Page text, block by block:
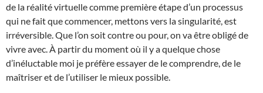
de la réalité virtuelle comme première étape d’un processus
qui ne fait que commencer, mettons vers la singularité, est
irréversible. Que l’on soit contre ou pour, on va être obligé de
vivre avec. À partir du moment où il y a quelque chose
d’inéluctable moi je préfère essayer de le comprendre, de le
maîtriser et de l’utiliser le mieux possible.